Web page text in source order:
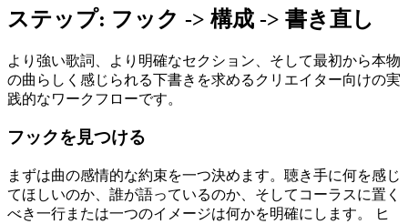
ステップ: フック -> 構成 -> 書き直し
より強い歌詞、より明確なセクション、そして最初から本物
の曲らしく感じられる下書きを求めるクリエイター向けの実
践的なワークフローです。
フックを見つける
まずは曲の感情的な約束を一つ決めます。聴き手に何を感じ
てほしいのか、誰が語っているのか、そしてコーラスに置く
べき一行または一つのイメージは何かを明確にします。 ヒ